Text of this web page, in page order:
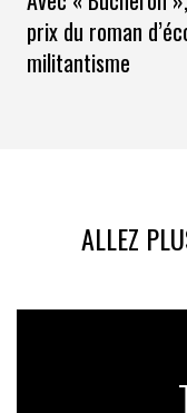
prix du roman
militantisme
ALLEZ